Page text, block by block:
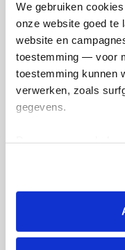
We gebruiken
onze website goed te
website en
toestemming — voor
toestemming kunnen
verwerken, zoals
gegevens.
tonen. Je kunt je
intrekken via Cookie
lijst met cookies is te
Raised
€328
Donate